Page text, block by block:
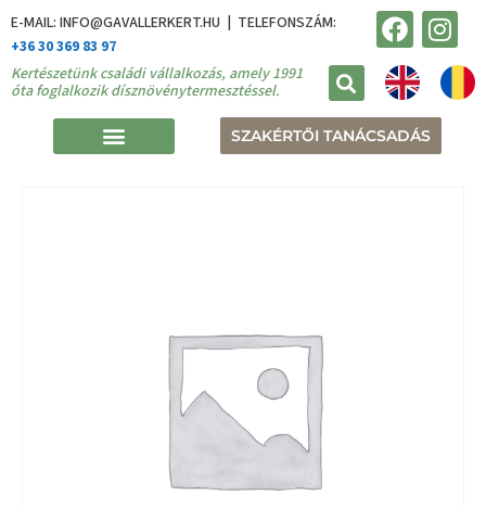
E-MAIL: INFO@GAVALLERKERT.HU | TELEFONSZÁM:
+36 30 369 83 97
Kertészetünk családi vállalkozás, amely 1991
óta foglalkozik dísznövénytermesztéssel.
SZAKÉRTŐI TANÁCSADÁS